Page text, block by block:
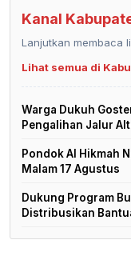
Kanal
Lanjutkan membaca
Lihat semua di
Warga Dukuh
Pengalihan Jalur
Pondok Al Hikmah
Malam 17 Agustus
Dukung Program
Distribusikan